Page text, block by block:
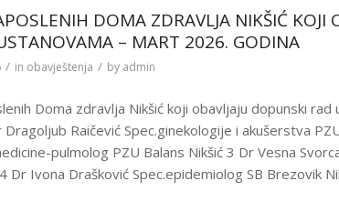
DOMA ZDRAVLJA NIKŠIĆ KOJI
– MART 2026. GODINA
/ in obavještenja / by admin
Doma zdravlja Nikšić koji obavljaju dopunski
Raičević Spec.ginekologije i akušerstva
pulmolog PZU Balans Nikšić 3 Dr Vesna
Dr Ivona Drašković Spec.epidemiolog SB Brezovik